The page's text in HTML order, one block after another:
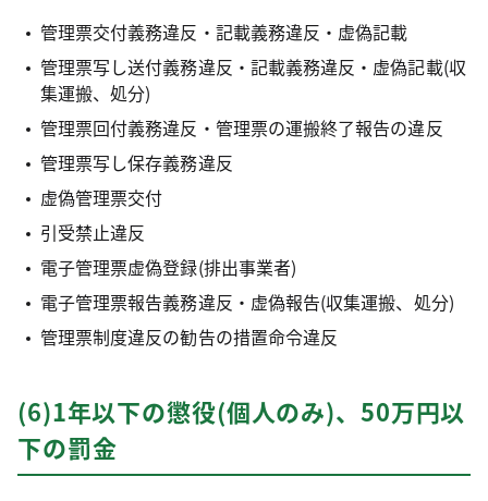
管理票交付義務違反・記載義務違反・虚偽記載
管理票写し送付義務違反・記載義務違反・虚偽記載(収
集運搬、処分)
管理票回付義務違反・管理票の運搬終了報告の違反
管理票写し保存義務違反
虚偽管理票交付
引受禁止違反
電子管理票虚偽登録(排出事業者)
電子管理票報告義務違反・虚偽報告(収集運搬、処分)
管理票制度違反の勧告の措置命令違反
(6)1年以下の懲役(個人のみ)、50万円以
下の罰金